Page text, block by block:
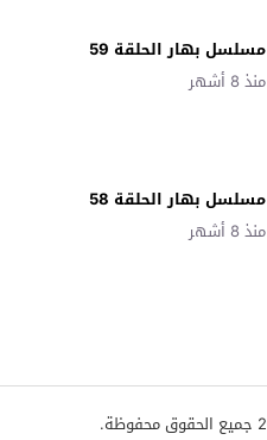
مسلسل بهار الحلقة 59
منذ 8 أشهر
مسلسل بهار الحلقة 58
منذ 8 أشهر